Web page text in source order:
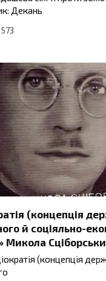
Декань
573
(концепція
й соціяльно-
Микола
(концепція